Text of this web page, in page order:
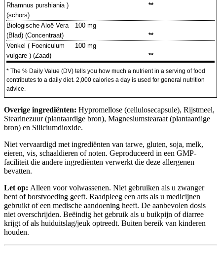
Rhamnus purshiania )
(schors)
**
Biologische Aloë Vera
(Blad) (Concentraat)
100 mg
**
Venkel ( Foeniculum
vulgare ) (Zaad)
100 mg
**
* The % Daily Value (DV) tells you how much a nutrient in a serving of food
contributes to a daily diet. 2,000 calories a day is used for general nutrition
advice.
Overige ingrediënten: Hypromellose (cellulosecapsule), Rijstmeel,
Stearinezuur (plantaardige bron), Magnesiumstearaat (plantaardige
bron) en Siliciumdioxide.
Niet vervaardigd met ingrediënten van tarwe, gluten, soja, melk,
eieren, vis, schaaldieren of noten. Geproduceerd in een GMP-
faciliteit die andere ingrediënten verwerkt die deze allergenen
bevatten.
Let op: Alleen voor volwassenen. Niet gebruiken als u zwanger
bent of borstvoeding geeft. Raadpleeg een arts als u medicijnen
gebruikt of een medische aandoening heeft. De aanbevolen dosis
niet overschrijden. Beëindig het gebruik als u buikpijn of diarree
krijgt of als huiduitslag/jeuk optreedt. Buiten bereik van kinderen
houden.